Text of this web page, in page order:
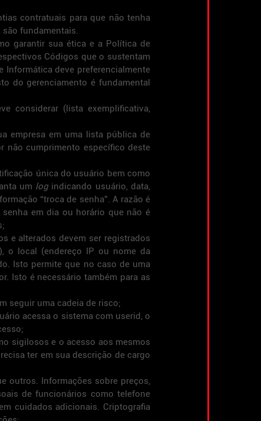
contratuais para que não tenha
são fundamentais.
garantir sua ética e a Política de
Códigos que o sustentam
deve preferencialmente
do gerenciamento é fundamental
considerar (lista exemplificativa,
empresa em uma lista pública de
não cumprimento específico deste
única do usuário bem como
um log indicando usuário, data,
“troca de senha”. A razão é
em dia ou horário que não é
e alterados devem ser registrados
), o local (endereço IP ou nome da
Isto permite que no caso de uma
Isto é necessário também para as
seguir uma cadeia de risco;
acessa o sistema com userid, o
sigilosos e o acesso aos mesmos
ter em sua descrição de cargo
outros. Informações sobre preços,
de funcionários como telefone
cuidados adicionais. Criptografia